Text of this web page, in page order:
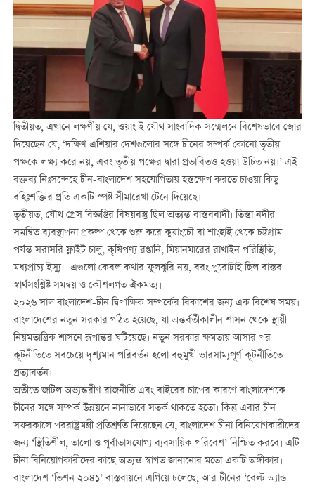
দ্বিতীয়ত, এখানে লক্ষণীয় যে, ওয়াং ই যৌথ সাংবাদিক সম্মেলনে বিশেষভাবে জোর
দিয়েছেন যে, ‘দক্ষিণ এশিয়ার দেশগুলোর সঙ্গে চীনের সম্পর্ক কোনো তৃতীয়
পক্ষকে লক্ষ্য করে নয়, এবং তৃতীয় পক্ষের দ্বারা প্রভাবিতও হওয়া উচিত নয়।’ এই
বক্তব্য নিঃসন্দেহে চীন-বাংলাদেশ সহযোগিতায় হস্তক্ষেপ করতে চাওয়া কিছু
বহিঃশক্তির প্রতি একটি স্পষ্ট সীমারেখা টেনে দিয়েছে।
তৃতীয়ত, যৌথ প্রেস বিজ্ঞপ্তির বিষয়বস্তু ছিল অত্যন্ত বাস্তববাদী। তিস্তা নদীর
সমন্বিত ব্যবস্থাপনা প্রকল্প থেকে শুরু করে কুয়াংচৌ বা শাংহাই থেকে চট্টগ্রাম
পর্যন্ত সরাসরি ফ্লাইট চালু, কৃষিপণ্য রপ্তানি, মিয়ানমারের রাখাইন পরিস্থিতি,
মধ্যপ্রাচ্য ইস্যু— এগুলো কেবল কথার ফুলঝুরি নয়, বরং পুরোটাই ছিল বাস্তব
স্বার্থসংশ্লিষ্ট সমন্বয় ও কৌশলগত ঐকমত্য।
২০২৬ সাল বাংলাদেশ-চীন দ্বিপাক্ষিক সম্পর্কের বিকাশের জন্য এক বিশেষ সময়।
বাংলাদেশের নতুন সরকার গঠিত হয়েছে, যা অন্তর্বর্তীকালীন শাসন থেকে স্থায়ী
নিয়মতান্ত্রিক শাসনে রূপান্তর ঘটিয়েছে। নতুন সরকার ক্ষমতায় আসার পর
কূটনীতিতে সবচেয়ে দৃশ্যমান পরিবর্তন হলো বহুমুখী ভারসাম্যপূর্ণ কূটনীতিতে
প্রত্যাবর্তন।
অতীতে জটিল অভ্যন্তরীণ রাজনীতি এবং বাইরের চাপের কারণে বাংলাদেশকে
চীনের সঙ্গে সম্পর্ক উন্নয়নে নানাভাবে সতর্ক থাকতে হতো। কিন্তু এবার চীন
সফরকালে পররাষ্ট্রমন্ত্রী প্রতিশ্রুতি দিয়েছেন যে, বাংলাদেশ চীনা বিনিয়োগকারীদের
জন্য ‘স্থিতিশীল, ভালো ও পূর্বাভাসযোগ্য ব্যবসায়িক পরিবেশ’ নিশ্চিত করবে। এটি
চীনা বিনিয়োগকারীদের কাছে অত্যন্ত স্বাগত জানানোর মতো একটি অঙ্গীকার।
বাংলাদেশ ‘ভিশন ২০৪১’ বাস্তবায়নে এগিয়ে চলেছে, আর চীনের ‘বেল্ট অ্যান্ড